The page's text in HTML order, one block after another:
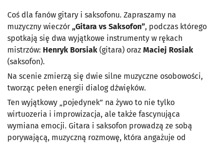
Coś dla fanów gitary i saksofonu. Zapraszamy na
muzyczny wieczór „Gitara vs Saksofon”, podczas którego
spotkają się dwa wyjątkowe instrumenty w rękach
mistrzów: Henryk Borsiak (gitara) oraz Maciej Rosiak
(saksofon).
Na scenie zmierzą się dwie silne muzyczne osobowości,
tworząc pełen energii dialog dźwięków.
Ten wyjątkowy „pojedynek” na żywo to nie tylko
wirtuozeria i improwizacja, ale także fascynująca
wymiana emocji. Gitara i saksofon prowadzą ze sobą
porywającą, muzyczną rozmowę, która angażuje od